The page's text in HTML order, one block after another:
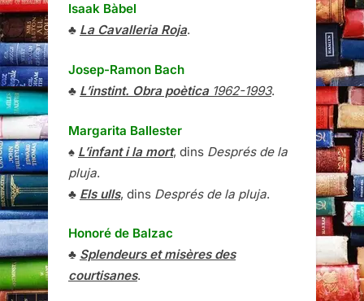
Isaak Bàbel
♣ La Cavalleria Roja.
Josep-Ramon Bach
♣ L’instint. Obra poètica1962-1993.
Margarita Ballester
♠ L’infant i la mort, dins Després de la
pluja.
♣ Els ulls, dins Després de la pluja.
Honoré de Balzac
♣ Splendeurs et misères des
courtisanes.